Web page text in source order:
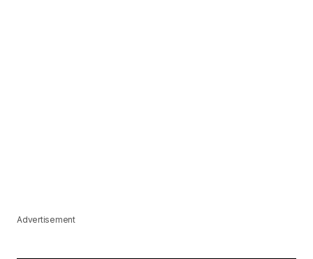
Advertisement